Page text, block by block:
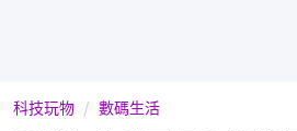
科技玩物 數碼生活